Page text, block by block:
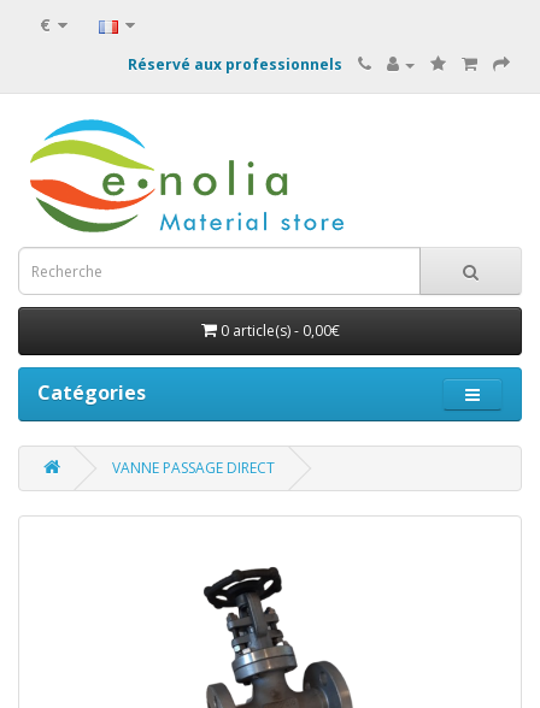
€
Réservé aux professionnels
0 article(s) - 0,00€
Catégories
VANNE PASSAGE DIRECT